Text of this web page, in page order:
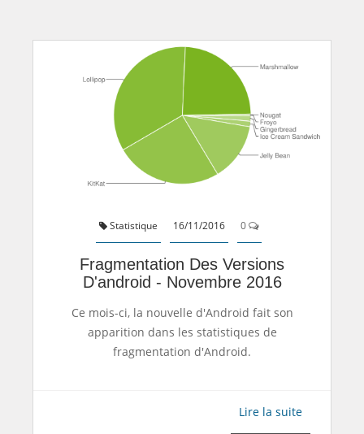
Statistique 16/11/2016 0
Fragmentation Des Versions
D'android - Novembre 2016
Ce mois-ci, la nouvelle d'Android fait son
apparition dans les statistiques de
fragmentation d'Android.
Lire la suite